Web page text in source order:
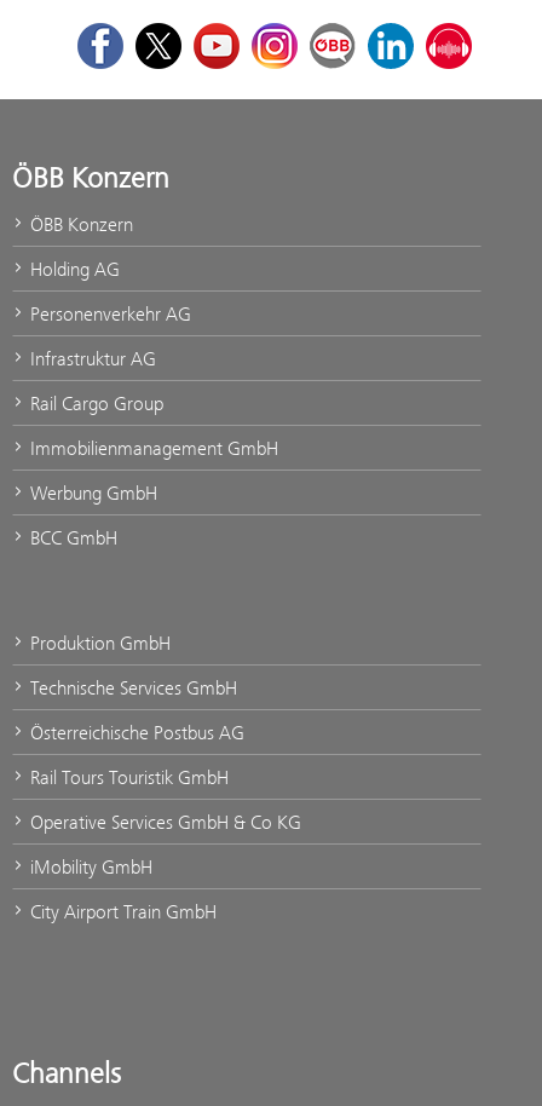
FacebookTwitterYoutubeInstagramÖBB Corporate Blog
LinkedInPodcast
ÖBB Konzern
ÖBB Konzern
Holding AG
Personenverkehr AG
Infrastruktur AG
Rail Cargo Group
Immobilienmanagement GmbH
Werbung GmbH
BCC GmbH
Produktion GmbH
Technische Services GmbH
Österreichische Postbus AG
Rail Tours Touristik GmbH
Operative Services GmbH & Co KG
iMobility GmbH
City Airport Train GmbH
Channels